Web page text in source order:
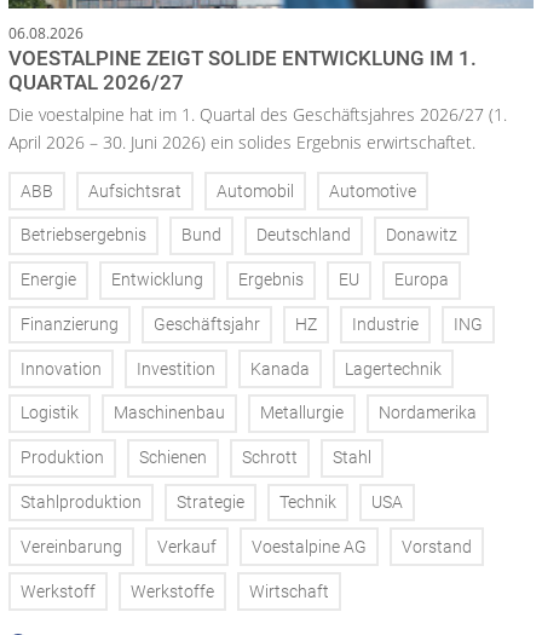
06.08.2026
VOESTALPINE ZEIGT SOLIDE ENTWICKLUNG IM 1.
QUARTAL 2026/27
Die voestalpine hat im 1. Quartal des Geschäftsjahres 2026/27 (1.
April 2026 – 30. Juni 2026) ein solides Ergebnis erwirtschaftet.
ABB Aufsichtsrat Automobil Automotive
Betriebsergebnis Bund Deutschland Donawitz
Energie Entwicklung Ergebnis EU Europa
Finanzierung Geschäftsjahr HZ Industrie ING
Innovation Investition Kanada Lagertechnik
Logistik Maschinenbau Metallurgie Nordamerika
Produktion Schienen Schrott Stahl
Stahlproduktion Strategie Technik USA
Vereinbarung Verkauf Voestalpine AG Vorstand
Werkstoff Werkstoffe Wirtschaft